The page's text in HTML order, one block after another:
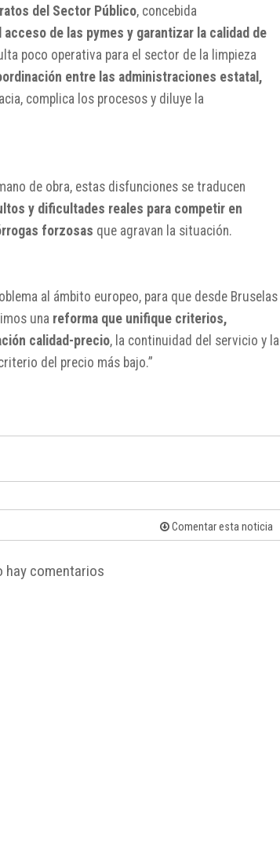
del Sector Público, concebida
de las pymes y garantizar la calidad de
poco operativa para el sector de la limpieza
entre las administraciones estatal,
complica los procesos y diluye la
de obra, estas disfunciones se traducen
y dificultades reales para competir en
forzosas que agravan la situación.
al ámbito europeo, para que desde Bruselas
una reforma que unifique criterios,
calidad-precio, la continuidad del servicio y la
del precio más bajo.”
Comentar esta noticia
hay comentarios